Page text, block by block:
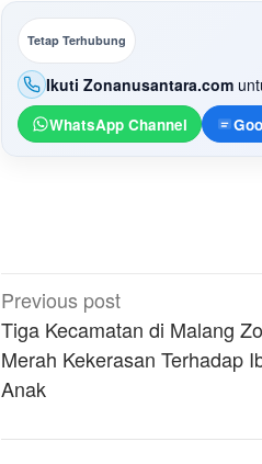
Tetap Terhubung
Ikuti Zonanusantara.com
WhatsApp Channel
Post
navigation
Previous post
Tiga Kecamatan di Malang
Merah Kekerasan Terhadap
Anak